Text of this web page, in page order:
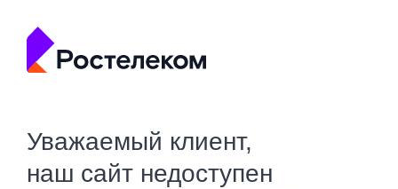
Уважаемый клиент,
наш сайт недоступен